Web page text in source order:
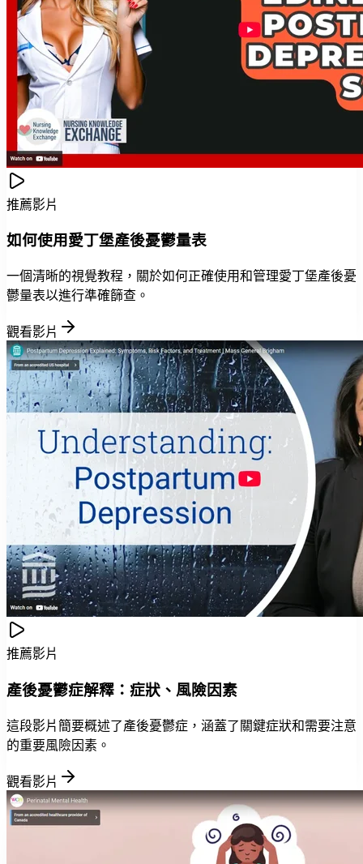
推薦影片
如何使用愛丁堡產後憂鬱量表
一個清晰的視覺教程，關於如何正確使用和管理愛丁堡產後憂
鬱量表以進行準確篩查。
觀看影片
推薦影片
產後憂鬱症解釋：症狀、風險因素
這段影片簡要概述了產後憂鬱症，涵蓋了關鍵症狀和需要注意
的重要風險因素。
觀看影片